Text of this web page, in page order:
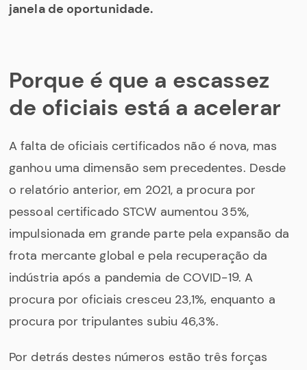
janela de oportunidade.
Porque é que a escassez
de oficiais está a acelerar
A falta de oficiais certificados não é nova, mas
ganhou uma dimensão sem precedentes. Desde
o relatório anterior, em 2021, a procura por
pessoal certificado STCW aumentou 35%,
impulsionada em grande parte pela expansão da
frota mercante global e pela recuperação da
indústria após a pandemia de COVID-19. A
procura por oficiais cresceu 23,1%, enquanto a
procura por tripulantes subiu 46,3%.
Por detrás destes números estão três forças